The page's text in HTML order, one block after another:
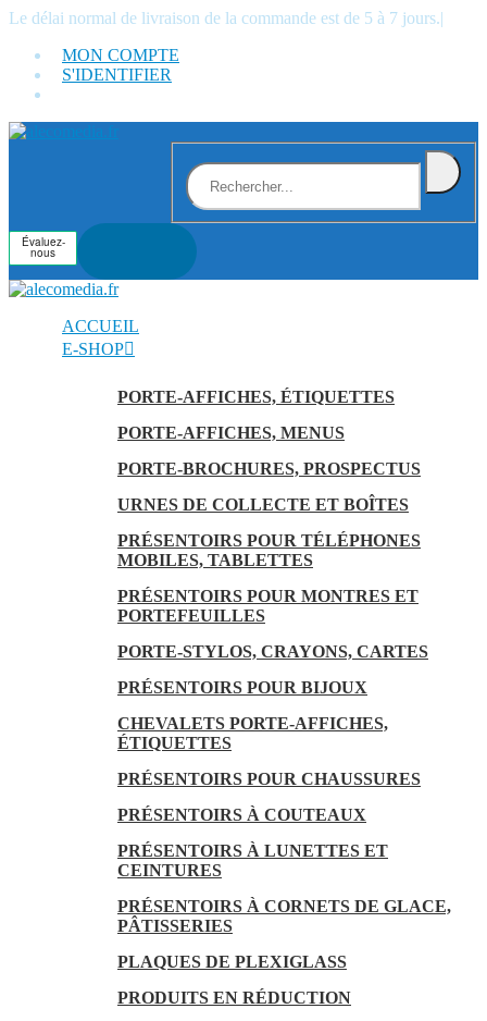
Le délai normal de livraison de la commande est de 5 à 7 jours.|
MON COMPTE
S'IDENTIFIER
ACCUEIL
E-SHOP
PORTE-AFFICHES, ÉTIQUETTES
PORTE-AFFICHES, MENUS
PORTE-BROCHURES, PROSPECTUS
URNES DE COLLECTE ET BOÎTES
PRÉSENTOIRS POUR TÉLÉPHONES
MOBILES, TABLETTES
PRÉSENTOIRS POUR MONTRES ET
PORTEFEUILLES
PORTE-STYLOS, CRAYONS, CARTES
PRÉSENTOIRS POUR BIJOUX
CHEVALETS PORTE-AFFICHES,
ÉTIQUETTES
PRÉSENTOIRS POUR CHAUSSURES
PRÉSENTOIRS À COUTEAUX
PRÉSENTOIRS À LUNETTES ET
CEINTURES
PRÉSENTOIRS À CORNETS DE GLACE,
PÂTISSERIES
PLAQUES DE PLEXIGLASS
PRODUITS EN RÉDUCTION